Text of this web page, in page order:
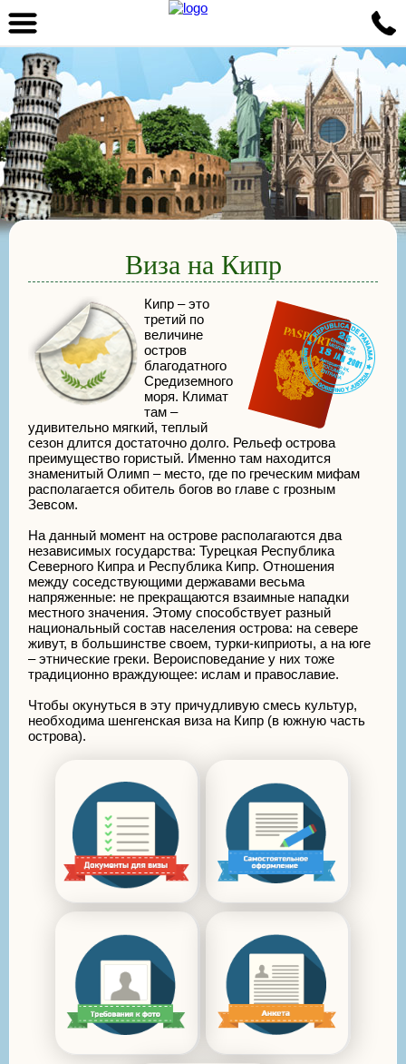
Виза на Кипр
Кипр – это
третий по
величине
остров
благодатного
Средиземного
моря. Климат
там –
удивительно мягкий, теплый
сезон длится достаточно долго. Рельеф острова
преимущество гористый. Именно там находится
знаменитый Олимп – место, где по греческим мифам
располагается обитель богов во главе с грозным
Зевсом.
На данный момент на острове располагаются два
независимых государства: Турецкая Республика
Северного Кипра и Республика Кипр. Отношения
между соседствующими державами весьма
напряженные: не прекращаются взаимные нападки
местного значения. Этому способствует разный
национальный состав населения острова: на севере
живут, в большинстве своем, турки-киприоты, а на юге
– этнические греки. Вероисповедание у них тоже
традиционно враждующее: ислам и православие.
Чтобы окунуться в эту причудливую смесь культур,
необходима шенгенская виза на Кипр (в южную часть
острова).